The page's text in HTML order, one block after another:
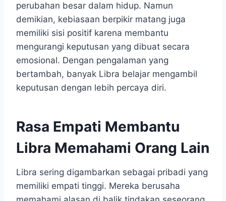
perubahan besar dalam hidup. Namun
demikian, kebiasaan berpikir matang juga
memiliki sisi positif karena membantu
mengurangi keputusan yang dibuat secara
emosional. Dengan pengalaman yang
bertambah, banyak Libra belajar mengambil
keputusan dengan lebih percaya diri.
Rasa Empati Membantu
Libra Memahami Orang Lain
Libra sering digambarkan sebagai pribadi yang
memiliki empati tinggi. Mereka berusaha